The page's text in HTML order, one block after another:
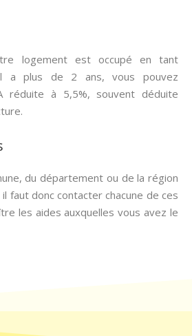
logement est occupé en tant
a plus de 2 ans, vous pouvez
réduite à 5,5%, souvent déduite
du département ou de la région
faut donc contacter chacune de ces
les aides auxquelles vous avez le